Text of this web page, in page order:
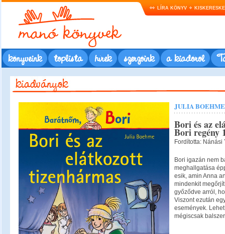
LÍRA KÖNYV
könyveink toplista hírek szerzőink a kiadóról
JULIA BOEHME
Bori és az
Bori regény
Fordította: Nánási
Bori igazán nem
meghallgatása
esik, amin Anna
mindenkit
győződve arról,
Viszont ezután
események.
mégiscsak